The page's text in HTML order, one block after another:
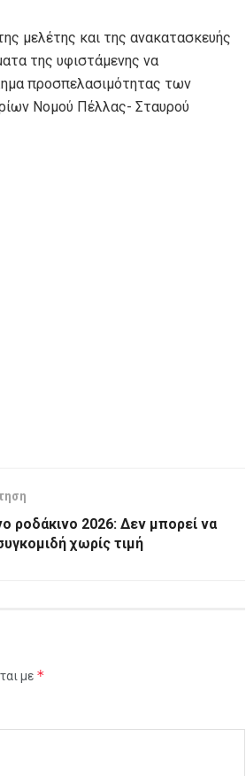
μελέτης και της ανακατασκευής
της υφιστάμενης να
προσπελασιμότητας των
Νομού Πέλλας- Σταυρού
ροδάκινο 2026: Δεν μπορεί να
χωρίς τιμή
με *